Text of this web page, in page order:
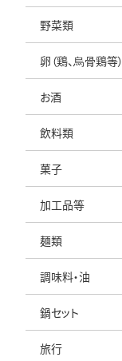
野菜類
卵（鶏、烏骨鶏等）
お酒
飲料類
菓子
加工品等
麺類
調味料・油
鍋セット
旅行